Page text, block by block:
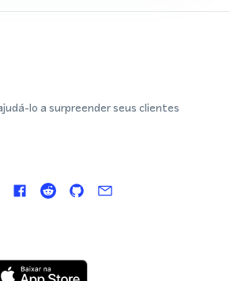
lo a surpreender seus clientes